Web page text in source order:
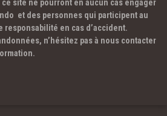
site ne pourront en aucun cas engager
et des personnes qui participent au
en cas d’accident.
n’hésitez pas à nous contacter